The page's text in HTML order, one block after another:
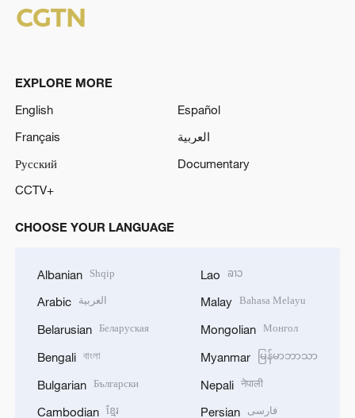
EXPLORE MORE
English
Español
Français
العربية
Русский
Documentary
CCTV+
CHOOSE YOUR LANGUAGE
Albanian Shqip
Arabic العربية
Belarusian Беларуская
Bengali বাংলা
Bulgarian Български
Cambodian ខ្មែរ
Lao ລາວ
Malay Bahasa Melayu
Mongolian Монгол
Myanmar မြန်မာဘာသာ
Nepali नेपाली
Persian فارسی